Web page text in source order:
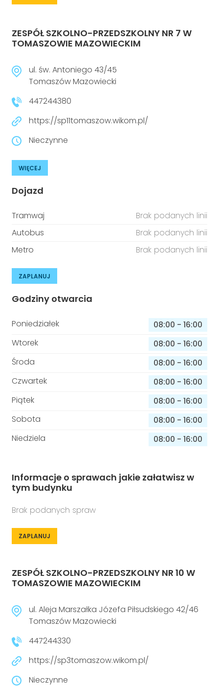
ZESPÓŁ SZKOLNO-PRZEDSZKOLNY NR 7 W
TOMASZOWIE MAZOWIECKIM
ul. św. Antoniego 43/45
Tomaszów Mazowiecki
447244380
https://sp11tomaszow.wikom.pl/
Nieczynne
WIĘCEJ
Dojazd
Tramwaj
Brak podanych linii
Autobus
Brak podanych linii
Metro
Brak podanych linii
ZAPLANUJ
Godziny otwarcia
Poniedziałek 08:00 - 16:00
Wtorek
08:00 - 16:00
Środa
08:00 - 16:00
Czwartek
08:00 - 16:00
Piątek
08:00 - 16:00
Sobota
08:00 - 16:00
Niedziela
08:00 - 16:00
Informacje o sprawach jakie załatwisz w
tym budynku
Brak podanych spraw
ZAPLANUJ
ZESPÓŁ SZKOLNO-PRZEDSZKOLNY NR 10 W
TOMASZOWIE MAZOWIECKIM
ul. Aleja Marszałka Józefa Piłsudskiego 42/46
Tomaszów Mazowiecki
447244330
https://sp3tomaszow.wikom.pl/
Nieczynne